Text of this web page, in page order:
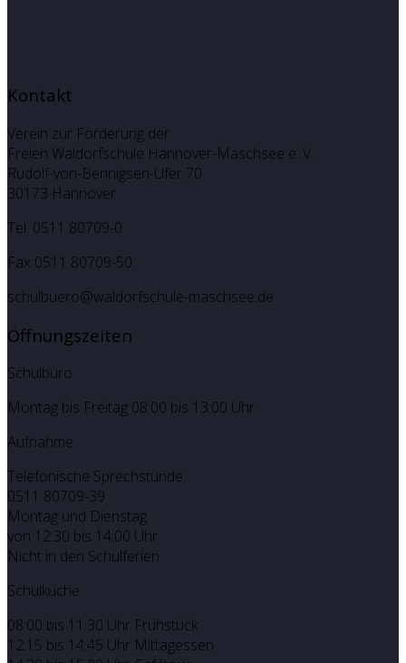
Kontakt
Verein zur Förderung der
Freien Waldorfschule Hannover-Maschsee e. V.
Rudolf-von-Bennigsen-Ufer 70
30173 Hannover
Tel. 0511 80709-0
Fax 0511 80709-50
schulbuero@waldorfschule-maschsee.de
Öffnungszeiten
Schulbüro
Montag bis Freitag 08:00 bis 13:00 Uhr
Aufnahme
Telefonische Sprechstunde:
0511 80709-39
Montag und Dienstag
von 12:30 bis 14:00 Uhr
Nicht in den Schulferien
Schulküche
08:00 bis 11:30 Uhr Frühstück
12:15 bis 14:45 Uhr Mittagessen